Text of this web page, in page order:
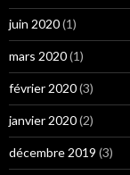
juin 2020(1)
mars 2020(1)
février 2020(3)
janvier 2020(2)
décembre 2019 (3)